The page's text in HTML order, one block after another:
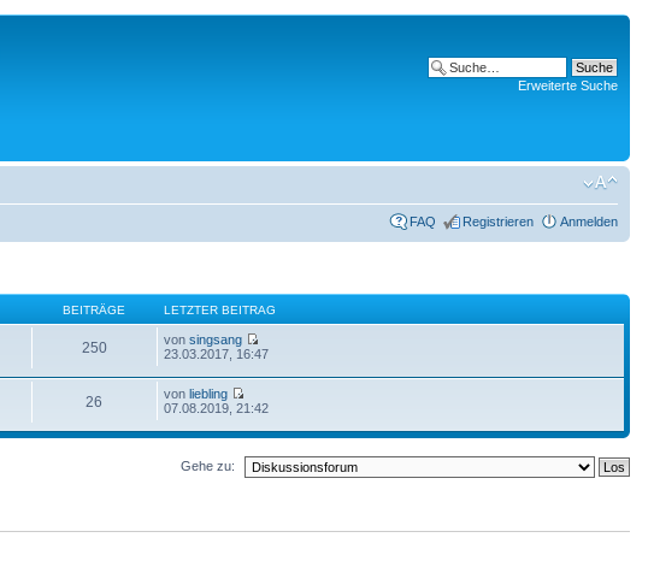
Erweiterte Suche
FAQ Registrieren Anmelden
BEITRÄGE LETZTER BEITRAG
250 vonsingsang
23.03.2017, 16:47
26 vonliebling
07.08.2019, 21:42
Gehe zu: